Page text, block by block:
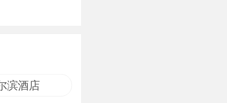
滨酒店